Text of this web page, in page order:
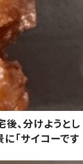
、分けようとし
サイコーです